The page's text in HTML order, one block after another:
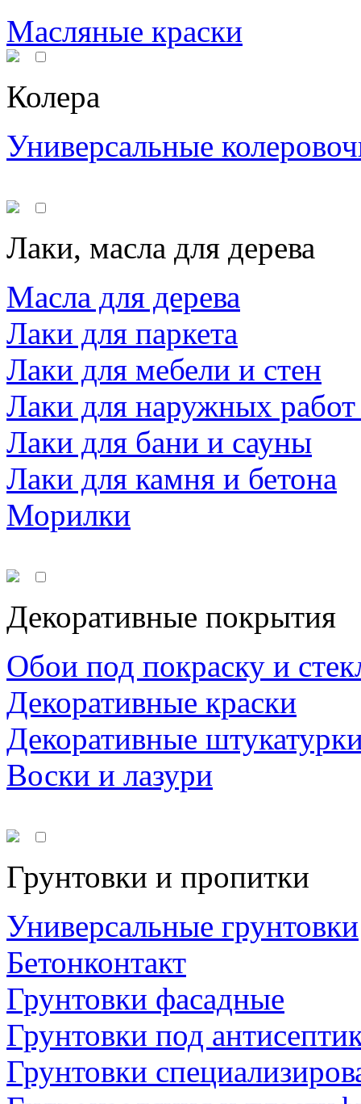
Масляные краски
Колера
Универсальные
Лаки, масла для дерева
Масла для дерева
Лаки для паркета
Лаки для мебели и стен
Лаки для наружных
Лаки для бани и сауны
Лаки для камня и бетона
Морилки
Декоративные покрытия
Обои под покраску и
Декоративные краски
Декоративные
Воски и лазури
Грунтовки и пропитки
Универсальные грунтовки
Бетонконтакт
Грунтовки фасадные
Грунтовки под
Грунтовки